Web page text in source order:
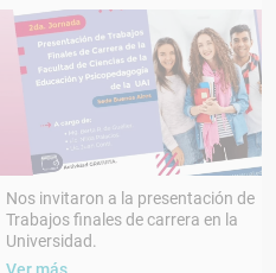
Nos invitaron a la presentación de
Trabajos finales de carrera en la
Universidad.